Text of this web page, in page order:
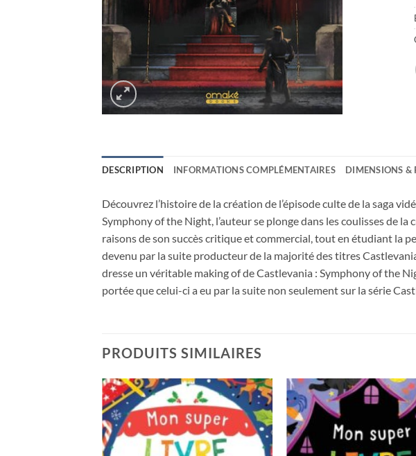
DESCRIPTION INFORMATIONS COMPLÉMENTAIRES DIMENSIONS &
Découvrez l’histoire de la création de l’épisode culte de la saga
Symphony of the Night, l’auteur se plonge dans les coulisses de
raisons de son succès critique et commercial, tout en étudiant la
devenu par la suite producteur de la majorité des titres
dresse un véritable making of de Castlevania : Symphony of the
portée que celui-ci a eu par la suite non seulement sur la série
PRODUITS SIMILAIRES